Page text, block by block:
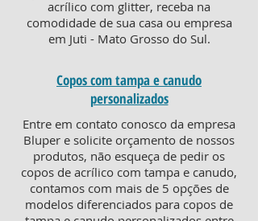
acrílico com glitter, receba na
comodidade de sua casa ou empresa
em Juti - Mato Grosso do Sul.
Copos com tampa e canudo
personalizados
Entre em contato conosco da empresa
Bluper e solicite orçamento de nossos
produtos, não esqueça de pedir os
copos de acrílico com tampa e canudo,
contamos com mais de 5 opções de
modelos diferenciados para copos de